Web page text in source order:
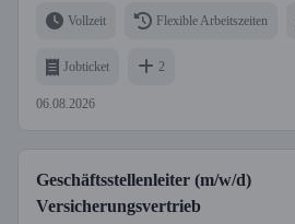
Vollzeit Flexible Arbeitszeiten
Jobticket 2
06.08.2026
Geschäftsstellenleiter (m/w/d)
Versicherungsvertrieb